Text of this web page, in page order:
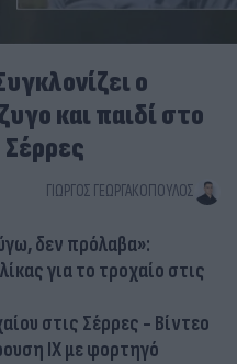
ο
και παιδί στο
ΓΙΏΡΓΟΣ ΓΕΩΡΓΑΚΌΠΟΥΛΟΣ
δεν πρόλαβα»:
για το τροχαίο στις
στις Σέρρες - Βίντεο
ΙΧ με φορτηγό